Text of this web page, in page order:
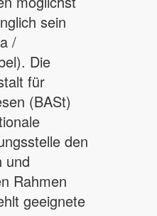
sein
/
Die
für
(BASt)
den
und
Rahmen
geeignete